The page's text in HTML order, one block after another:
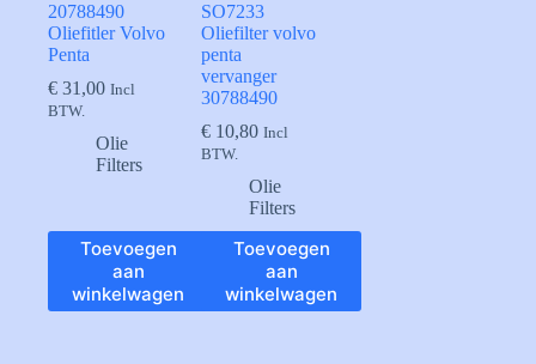
20788490
Oliefitler Volvo
Penta
€ 31,00 Incl
BTW.
Olie
Filters
Toevoegen
aan
winkelwagen
SO7233
Oliefilter volvo
penta
vervanger
30788490
€ 10,80 Incl
BTW.
Olie
Filters
Toevoegen
aan
winkelwagen